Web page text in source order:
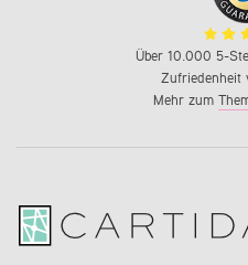
Über 10.000 5-
Zufriedenheit
Mehr zum